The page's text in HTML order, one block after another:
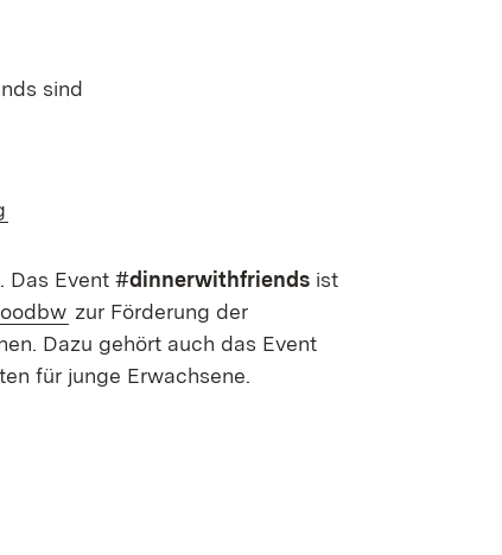
sind
. Das Event#dinnerwithfriends ist
zur Förderung der
Dazu gehört auch das Event
für junge Erwachsene.